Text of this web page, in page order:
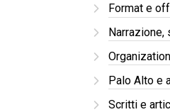
Format e
Palo Alto e
Scritti e